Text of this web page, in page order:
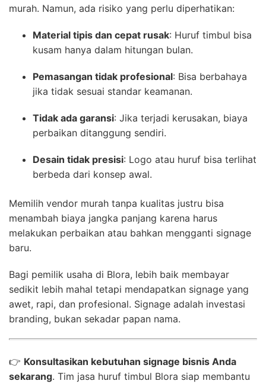
murah. Namun, ada risiko yang perlu diperhatikan:
Material tipis dan cepat rusak: Huruf timbul bisa
kusam hanya dalam hitungan bulan.
Pemasangan tidak profesional: Bisa berbahaya
jika tidak sesuai standar keamanan.
Tidak ada garansi: Jika terjadi kerusakan, biaya
perbaikan ditanggung sendiri.
Desain tidak presisi: Logo atau huruf bisa terlihat
berbeda dari konsep awal.
Memilih vendor murah tanpa kualitas justru bisa
menambah biaya jangka panjang karena harus
melakukan perbaikan atau bahkan mengganti signage
baru.
Bagi pemilik usaha di Blora, lebih baik membayar
sedikit lebih mahal tetapi mendapatkan signage yang
awet, rapi, dan profesional. Signage adalah investasi
branding, bukan sekadar papan nama.
👉 Konsultasikan kebutuhan signage bisnis Anda
sekarang. Tim jasa huruf timbul Blora siap membantu